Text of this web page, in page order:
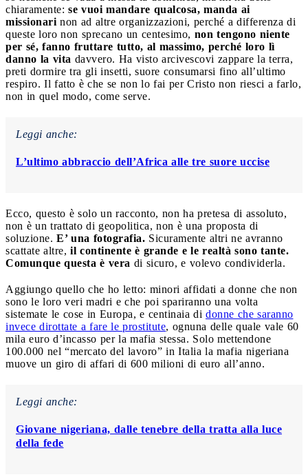
chiaramente: se vuoi mandare qualcosa, manda ai
missionari non ad altre organizzazioni, perché a differenza di
queste loro non sprecano un centesimo, non tengono niente
per sé, fanno fruttare tutto, al massimo, perché loro lì
danno la vita davvero. Ha visto arcivescovi zappare la terra,
preti dormire tra gli insetti, suore consumarsi fino all’ultimo
respiro. Il fatto è che se non lo fai per Cristo non riesci a farlo,
non in quel modo, come serve.
Leggi anche:
L’ultimo abbraccio dell’Africa alle tre suore uccise
Ecco, questo è solo un racconto, non ha pretesa di assoluto,
non è un trattato di geopolitica, non è una proposta di
soluzione. E’ una fotografia. Sicuramente altri ne avranno
scattate altre, il continente è grande e le realtà sono tante.
Comunque questa è vera di sicuro, e volevo condividerla.
Aggiungo quello che ho letto: minori affidati a donne che non
sono le loro veri madri e che poi spariranno una volta
sistemate le cose in Europa, e centinaia di donne che saranno
invece dirottate a fare le prostitute, ognuna delle quale vale 60
mila euro d’incasso per la mafia stessa. Solo mettendone
100.000 nel “mercato del lavoro” in Italia la mafia nigeriana
muove un giro di affari di 600 milioni di euro all’anno.
Leggi anche:
Giovane nigeriana, dalle tenebre della tratta alla luce
della fede